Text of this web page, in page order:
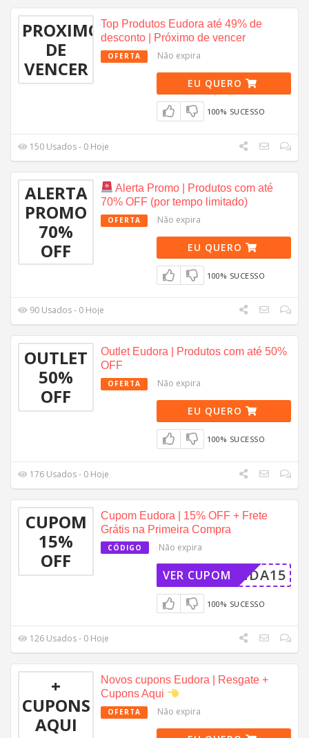
PROXIMO
DE
VENCER
Top Produtos Eudora até 49% de
desconto | Próximo de vencer
OFERTA Não expira
EU QUERO
100% SUCESSO
150 Usados - 0 Hoje
ALERTA
PROMO
70%
OFF
Alerta Promo | Produtos com até
70% OFF (por tempo limitado)
OFERTA Não expira
EU QUERO
100% SUCESSO
90 Usados - 0 Hoje
OUTLET
50%
OFF
Outlet Eudora | Produtos com até 50%
OFF
OFERTA Não expira
EU QUERO
100% SUCESSO
176 Usados - 0 Hoje
CUPOM
15%
OFF
Cupom Eudora | 15% OFF + Frete
Grátis na Primeira Compra
CÓDIGO Não expira
MVINDA15
VER CUPOM
100% SUCESSO
126 Usados - 0 Hoje
+
CUPONS
AQUI
Novos cupons Eudora | Resgate +
Cupons Aqui
OFERTA Não expira